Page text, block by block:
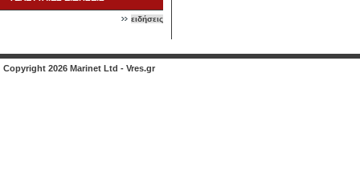
ειδήσεις
Copyright 2026 Marinet Ltd - Vres.gr